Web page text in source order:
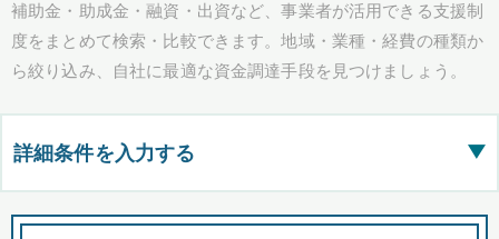
補助金・助成金・融資・出資など、事業者が活用できる支援制
度をまとめて検索・比較できます。地域・業種・経費の種類か
ら絞り込み、自社に最適な資金調達手段を見つけましょう。
詳細条件を入力する ▶
都道府県